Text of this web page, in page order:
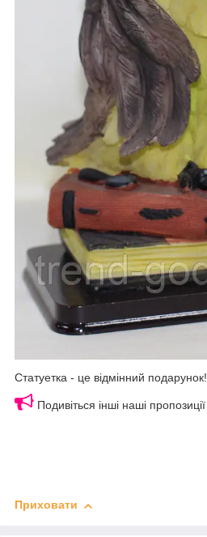
Статуетка - це відмінний подарунок!
Подивіться інші наші пропозиції
Приховати